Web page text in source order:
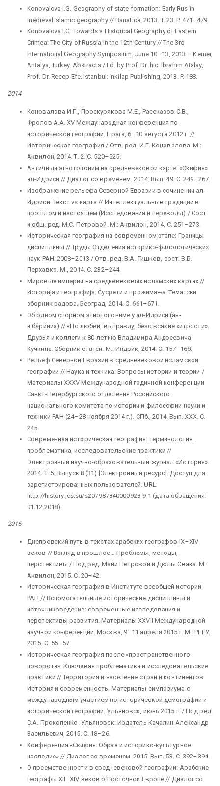
Konovalova I.G. Geography of state formation: Early Rus in
medieval Islamic geography // Banatica. 2013. T. 23. P. 471–479.
Konovalova I.G. Towards a Historical Geography of Eastern
Crimea: The City of Russia in the 12th Century // The 3rd
International Geography Symposium: June 10–13, 2013 – Kemer,
Antalya, Turkey. Abstracts / Ed. by Prof. Dr. h.c. Ibrahim Atalay,
Prof. Dr. Recep Efe. Istanbul: Inkilap Publishing, 2013. P. 188.
2014
Коновалова И.Г., Проскурякова М.Е., Рассказов С.В.,
Фролов А.А. XV Международная конференция по
исторической географии. Прага, 6–10 августа 2012 г. //
Историческая география / Отв. ред. И.Г. Коновалова. М.:
Аквилон, 2014. Т. 2. С. 520–525.
Античный этнотопоним на средневековой карте: «Скифия»
ал-Идриси // Диалог со временем. 2014. Вып. 49. С. 249–267.
Изображение рельефа Северной Евразии в сочинении ал-
Идриси: Текст vs карта // Интеллектуальные традиции в
прошлом и настоящем (Исследования и переводы) / Сост.
и общ. ред. М.С. Петровой. М.: Аквилон, 2014. С. 251–273.
Историческая география на современном этапе: Границы
дисциплины // Труды Отделения историко-филологических
наук РАН. 2008–2013 / Отв. ред. В.А. Тишков, сост. В.Б.
Перхавко. М., 2014. С. 232–244.
Мировые империи на средневековых исламских картах //
Историjа и географиjа: Сусрети и прожимања. Тематски
зборник радова. Београд, 2014. С. 661–671.
Об одном спорном этнотопониме у ал-Идриси (ан-
н.бāриййа) // «По любви, въ правду, безо всякие хитрости».
Друзья и коллеги к 80-летию Владимира Андреевича
Кучкина. Сборник статей. М.: Индрик, 2014. С. 157–168.
Рельеф Северной Евразии в средневековой исламской
географии // Наука и техника: Вопросы истории и теории /
Материалы XXXV Международной годичной конференции
Санкт-Петербургского отделения Российского
национального комитета по истории и философии науки и
техники РАН (24–28 ноября 2014 г.). СПб., 2014. Вып. XXX. С.
245.
Современная историческая география: терминология,
проблематика, исследовательские практики //
Электронный научно-образовательный журнал «История».
2014. T. 5. Выпуск 8 (31) [Электронный ресурс]. Доступ для
зарегистрированных пользователей. URL:
http://history.jes.su/s207987840000928-9-1 (дата обращения:
01.12.2018).
2015
Днепровский путь в текстах арабских географов IX–XIV
веков // Взгляд в прошлое… Проблемы, методы,
перспективы / Под ред. Майи Петровой и Дюлы Свака. М.:
Аквилон, 2015. С. 20–42.
Историческая география в Институте всеобщей истории
РАН // Вспомогательные исторические дисциплины и
источниковедение: современные исследования и
перспективы развития. Материалы XXVII Международной
научной конференции. Москва, 9–11 апреля 2015 г. М.: РГГУ,
2015. С. 55–57.
Историческая география после «пространственного
поворота»: Ключевая проблематика и исследовательские
практики // Территория и население стран и континентов:
История и современность. Материалы симпозиума с
международным участием по исторической демографии и
исторической географии. Ульяновск, июнь 2015 г. / Под ред.
С.А. Прокопенко. Ульяновск: Издатель Качалин Александр
Васильевич, 2015. С. 18–26.
Конференция «Скифия: Образ и историко-культурное
наследие» // Диалог со временем. 2015. Вып. 53. С. 392–394.
О преемственности в средневековой географии: Арабские
географы XII–XIV веков о Восточной Европе // Диалог со